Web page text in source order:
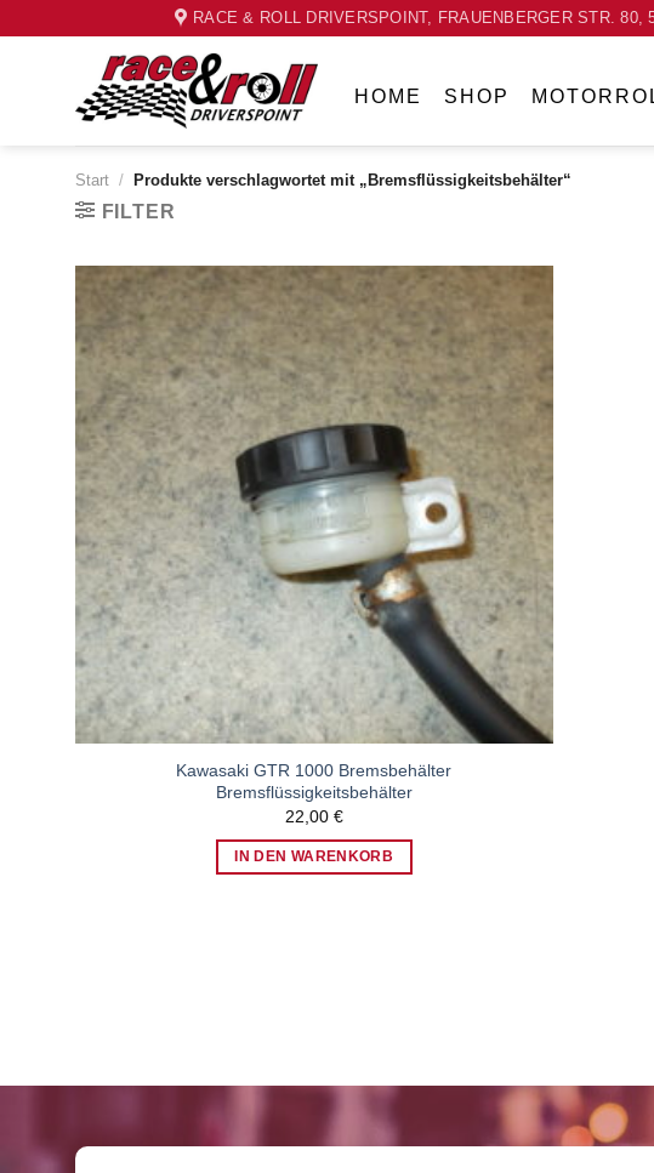
RACE & ROLL DRIVERSPOINT, FRAUENBERGER STR. 80,
HOME SHOP
Start / Produkte verschlagwortet mit „Bremsflüssigkeitsbehälter“
FILTER
Wunschzettel
hinzufügen
Kawasaki GTR 1000 Bremsbehälter
Bremsflüssigkeitsbehälter
22,00 €
IN DEN WARENKORB